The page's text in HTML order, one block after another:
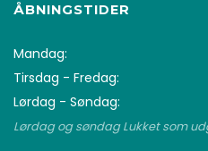
ÅBNINGSTIDER
Mandag:
Tirsdag - Fredag:
Lørdag - Søndag:
Lørdag og søndag Lukket som